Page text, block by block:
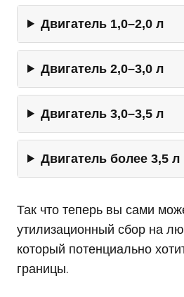
Двигатель 1,0–2,0 л
Двигатель 2,0–3,0 л
Двигатель 3,0–3,5 л
Двигатель более 3,5 л
Так что теперь вы сами
утилизационный сбор на
который потенциально
границы.